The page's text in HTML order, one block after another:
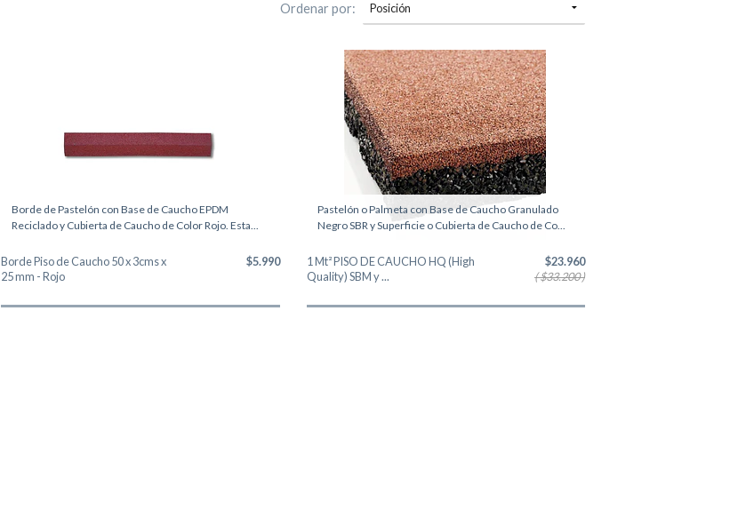
Ordenar por:
Borde de Pastelón con Base de Caucho EPDM
Reciclado y Cubierta de Caucho de Color Rojo. Esta...
Borde Piso de Caucho 50 x 3cms x
25 mm - Rojo
$5.990
Pastelón o Palmeta con Base de Caucho Granulado
Negro SBR y Superficie o Cubierta de Caucho de Co...
1 Mt² PISO DE CAUCHO HQ (High
Quality) SBM y ...
$23.960
( $33.200 )